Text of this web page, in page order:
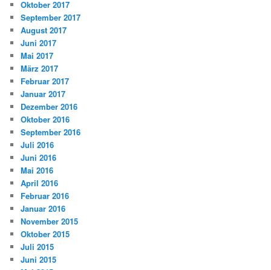
Oktober 2017
September 2017
August 2017
Juni 2017
Mai 2017
März 2017
Februar 2017
Januar 2017
Dezember 2016
Oktober 2016
September 2016
Juli 2016
Juni 2016
Mai 2016
April 2016
Februar 2016
Januar 2016
November 2015
Oktober 2015
Juli 2015
Juni 2015